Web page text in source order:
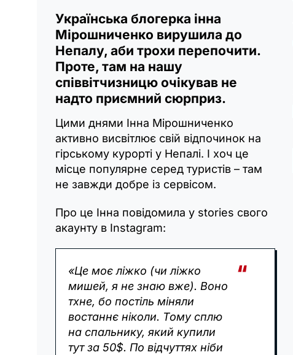
Українська блогерка інна
Мірошниченко вирушила до
Непалу, аби трохи перепочити.
Проте, там на нашу
співвітчизницю очікував не
надто приємний сюрприз.
Цими днями Інна Мірошниченко
активно висвітлює свій відпочинок на
гірському курорті у Непалі. І хоч це
місце популярне серед туристів – там
не завжди добре із сервісом.
Про це Інна повідомила у stories свого
акаунту в Instagram:
«Це моє ліжко (чи ліжко
мишей, я не знаю вже). Воно
тхне, бо постіль міняли
востаннє ніколи. Тому сплю
на спальнику, який купили
тут за 50$. По відчуттях ніби